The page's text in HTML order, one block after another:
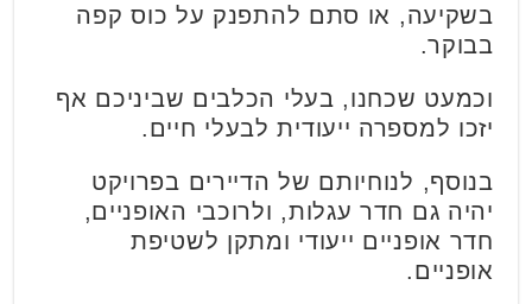
בשקיעה, או סתם להתפנק על כוס קפה
בבוקר.
וכמעט שכחנו, בעלי הכלבים שביניכם אף
יזכו למספרה ייעודית לבעלי חיים.
בנוסף, לנוחיותם של הדיירים בפרויקט
יהיה גם חדר עגלות, ולרוכבי האופניים,
חדר אופניים ייעודי ומתקן לשטיפת
אופניים.